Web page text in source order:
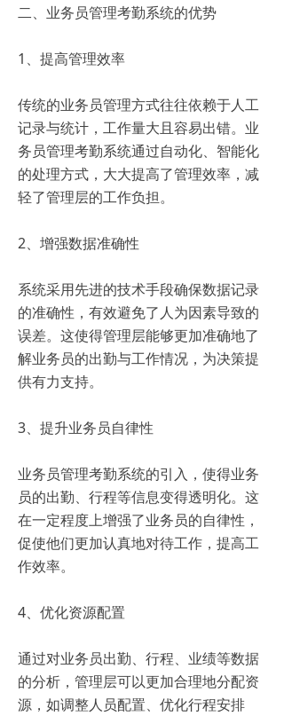
二、业务员管理考勤系统的优势
1、提高管理效率
传统的业务员管理方式往往依赖于人工
记录与统计，工作量大且容易出错。业
务员管理考勤系统通过自动化、智能化
的处理方式，大大提高了管理效率，减
轻了管理层的工作负担。
2、增强数据准确性
系统采用先进的技术手段确保数据记录
的准确性，有效避免了人为因素导致的
误差。这使得管理层能够更加准确地了
解业务员的出勤与工作情况，为决策提
供有力支持。
3、提升业务员自律性
业务员管理考勤系统的引入，使得业务
员的出勤、行程等信息变得透明化。这
在一定程度上增强了业务员的自律性，
促使他们更加认真地对待工作，提高工
作效率。
4、优化资源配置
通过对业务员出勤、行程、业绩等数据
的分析，管理层可以更加合理地分配资
源，如调整人员配置、优化行程安排